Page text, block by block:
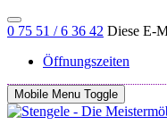
0 75 51 / 6 36 42 Diese E-
Öffnungszeiten
Mobile Menu Toggle